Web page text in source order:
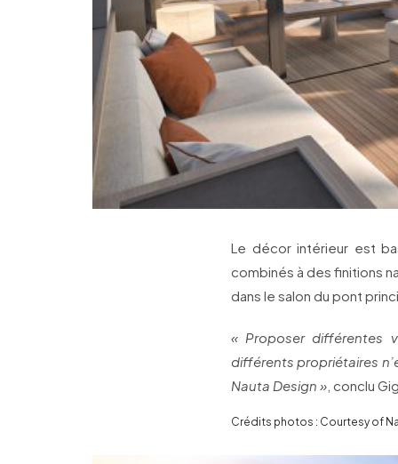
Le décor intérieur est
combinés à des finitions
dans le salon du pont
« Proposer différentes
différents propriétaires
Nauta Design » , conclu
Crédits photos : Courtesy of